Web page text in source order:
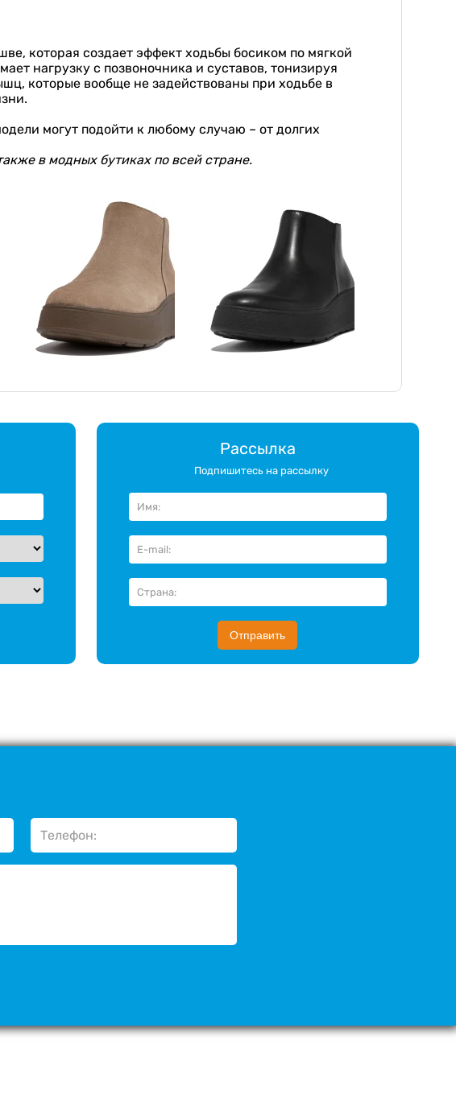
которая создает эффект ходьбы босиком по мягкой
нагрузку с позвоночника и суставов, тонизируя
которые вообще не задействованы при ходьбе в
могут подойти к любому случаю – от долгих
в модных бутиках по всей стране.
Рассылка
Подпишитесь на рассылку
Отправить